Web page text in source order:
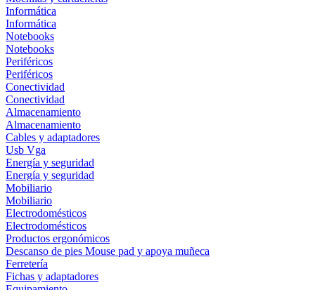
Informática
Informática
Notebooks
Notebooks
Periféricos
Periféricos
Conectividad
Conectividad
Almacenamiento
Almacenamiento
Cables y adaptadores
Usb Vga
Energía y seguridad
Energía y seguridad
Mobiliario
Mobiliario
Electrodomésticos
Electrodomésticos
Productos ergonómicos
Descanso de pies Mouse pad y apoya muñeca
Ferretería
Fichas y adaptadores